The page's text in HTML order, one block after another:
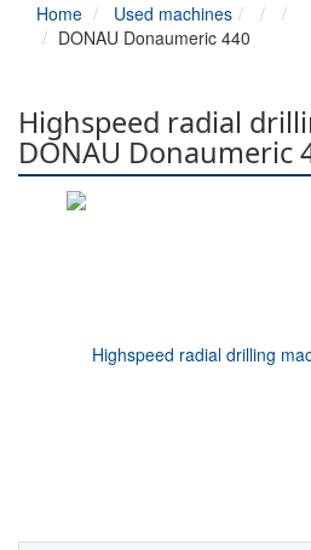
Home
Used machines
DONAU Donaumeric 440
Highspeed radial
DONAU Donaumeric